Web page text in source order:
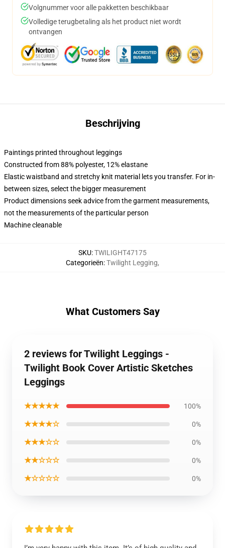
Volgnummer voor alle pakketten beschikbaar
Volledige terugbetaling als het product niet wordt
ontvangen
Beschrijving
Paintings printed throughout leggings
Constructed from 88% polyester, 12% elastane
Elastic waistband and stretchy knit material lets you transfer. For in-
between sizes, select the bigger measurement
Product dimensions seek advice from the garment measurements,
not the measurements of the particular person
Machine cleanable
SKU:TWILIGHT47175
Categorieën:Twilight Legging,
What Customers Say
2 reviews for Twilight Leggings -
Twilight Book Cover Artistic Sketches
Leggings
★★★★★ 100%
★★★★☆ 0%
★★★☆☆ 0%
★★☆☆☆ 0%
★☆☆☆☆ 0%